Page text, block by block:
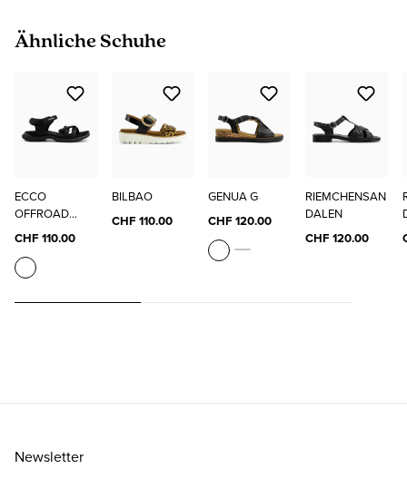
Produktgalerie überspringen
Ähnliche Schuhe
ECCO
OFFROAD
ROAM W
CHF 110.00
BILBAO
CHF 110.00
GENUA G
CHF 120.00
RIEMCHENSAN
DALEN
CHF 120.00
Newsletter